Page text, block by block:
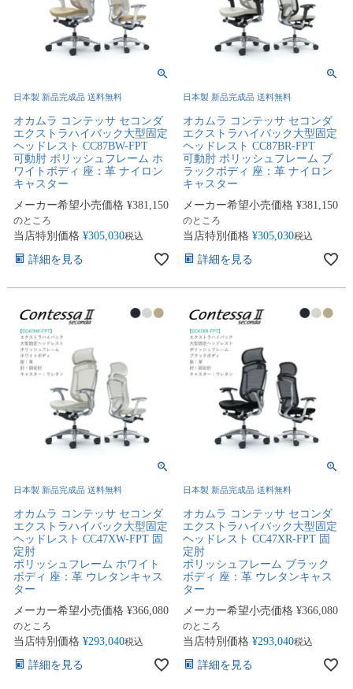
日本製 新品完成品 送料無料
オカムラ コンテッサ セコンダ
エクストラハイバック大型固定
ヘッドレスト CC87BW-FPT
可動肘 ポリッシュフレーム ホ
ワイトボディ 座：革 ナイロン
キャスター
メーカー希望小売価格 ¥381,150
のところ
当店特別価格 ¥305,030税込
詳細を見る
日本製 新品完成品 送料無料
オカムラ コンテッサ セコンダ
エクストラハイバック大型固定
ヘッドレスト CC87BR-FPT
可動肘 ポリッシュフレーム ブ
ラックボディ 座：革 ナイロン
キャスター
メーカー希望小売価格 ¥381,150
のところ
当店特別価格 ¥305,030税込
詳細を見る
日本製 新品完成品 送料無料
オカムラ コンテッサ セコンダ
エクストラハイバック大型固定
ヘッドレスト CC47XW-FPT 固
定肘
ポリッシュフレーム ホワイト
ボディ 座：革 ウレタンキャス
ター
メーカー希望小売価格 ¥366,080
のところ
当店特別価格 ¥293,040税込
詳細を見る
日本製 新品完成品 送料無料
オカムラ コンテッサ セコンダ
エクストラハイバック大型固定
ヘッドレスト CC47XR-FPT 固
定肘
ポリッシュフレーム ブラック
ボディ 座：革 ウレタンキャス
ター
メーカー希望小売価格 ¥366,080
のところ
当店特別価格 ¥293,040税込
詳細を見る